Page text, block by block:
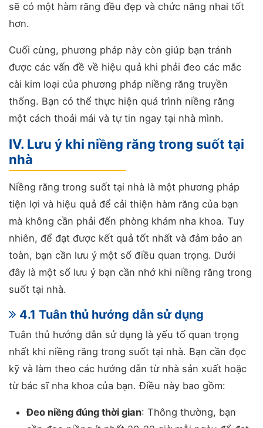
sẽ có một hàm răng đều đẹp và chức năng nhai tốt
hơn.
Cuối cùng, phương pháp này còn giúp bạn tránh
được các vấn đề về hiệu quả khi phải đeo các mắc
cài kim loại của phương pháp niềng răng truyền
thống. Bạn có thể thực hiện quá trình niềng răng
một cách thoải mái và tự tin ngay tại nhà mình.
IV. Lưu ý khi niềng răng trong suốt tại
nhà
Niềng răng trong suốt tại nhà là một phương pháp
tiện lợi và hiệu quả để cải thiện hàm răng của bạn
mà không cần phải đến phòng khám nha khoa. Tuy
nhiên, để đạt được kết quả tốt nhất và đảm bảo an
toàn, bạn cần lưu ý một số điều quan trọng. Dưới
đây là một số lưu ý bạn cần nhớ khi niềng răng trong
suốt tại nhà.
4.1 Tuân thủ hướng dẫn sử dụng
Tuân thủ hướng dẫn sử dụng là yếu tố quan trọng
nhất khi niềng răng trong suốt tại nhà. Bạn cần đọc
kỹ và làm theo các hướng dẫn từ nhà sản xuất hoặc
từ bác sĩ nha khoa của bạn. Điều này bao gồm:
Đeo niềng đúng thời gian: Thông thường, bạn